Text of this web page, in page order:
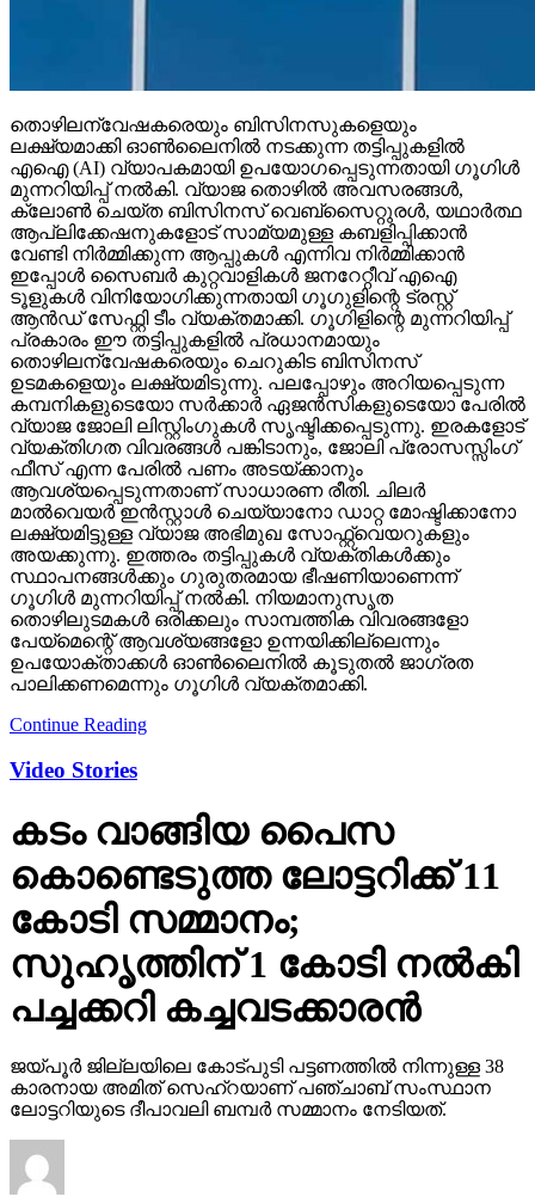
തൊഴിലന്വേഷകരെയും ബിസിനസുകളെയും
ലക്ഷ്യമാക്കി ഓണ്‍ലൈനില്‍ നടക്കുന്ന തട്ടിപ്പുകളില്‍
എഐ (AI) വ്യാപകമായി ഉപയോഗപ്പെടുന്നതായി ഗൂഗിള്‍
മുന്നറിയിപ്പ് നല്‍കി. വ്യാജ തൊഴില്‍ അവസരങ്ങള്‍,
ക്ലോണ്‍ ചെയ്ത ബിസിനസ് വെബ്‌സൈറ്റുരള്‍, യഥാര്‍ത്ഥ
ആപ്ലിക്കേഷനുകളോട് സാമ്യമുള്ള കബളിപ്പിക്കാന്‍
വേണ്ടി നിര്‍മ്മിക്കുന്ന ആപ്പുകള്‍ എന്നിവ നിര്‍മ്മിക്കാന്‍
ഇപ്പോള്‍ സൈബര്‍ കുറ്റവാളികള്‍ ജനറേറ്റീവ് എഐ
ടൂളുകള്‍ വിനിയോഗിക്കുന്നതായി ഗൂഗുളിന്റെ ട്രസ്റ്റ്
ആന്‍ഡ് സേഫ്റ്റി ടീം വ്യക്തമാക്കി. ഗൂഗിളിന്റെ മുന്നറിയിപ്പ്
പ്രകാരം ഈ തട്ടിപ്പുകളില്‍ പ്രധാനമായും
തൊഴിലന്വേഷകരെയും ചെറുകിട ബിസിനസ്
ഉടമകളെയും ലക്ഷ്യമിടുന്നു. പലപ്പോഴും അറിയപ്പെടുന്ന
കമ്പനികളുടെയോ സര്‍ക്കാര്‍ ഏജന്‍സികളുടെയോ പേരില്‍
വ്യാജ ജോലി ലിസ്റ്റിംഗുകള്‍ സൃഷ്ടിക്കപ്പെടുന്നു. ഇരകളോട്
വ്യക്തിഗത വിവരങ്ങള്‍ പങ്കിടാനും, ജോലി പ്രോസസ്സിംഗ്
ഫീസ് എന്ന പേരില്‍ പണം അടയ്ക്കാനും
ആവശ്യപ്പെടുന്നതാണ് സാധാരണ രീതി. ചിലര്‍
മാല്‍വെയര്‍ ഇന്‍സ്റ്റാള്‍ ചെയ്യാനോ ഡാറ്റ മോഷ്ടിക്കാനോ
ലക്ഷ്യമിട്ടുള്ള വ്യാജ അഭിമുഖ സോഫ്റ്റ്‌വെയറുകളും
അയക്കുന്നു. ഇത്തരം തട്ടിപ്പുകള്‍ വ്യക്തികള്‍ക്കും
സ്ഥാപനങ്ങള്‍ക്കും ഗുരുതരമായ ഭീഷണിയാണെന്ന്
ഗൂഗിള്‍ മുന്നറിയിപ്പ് നല്‍കി. നിയമാനുസൃത
തൊഴിലുടമകള്‍ ഒരിക്കലും സാമ്പത്തിക വിവരങ്ങളോ
പേയ്‌മെന്റെ് ആവശ്യങ്ങളോ ഉന്നയിക്കില്ലെന്നും
ഉപയോക്താക്കള്‍ ഓണ്‍ലൈനില്‍ കൂടുതല്‍ ജാഗ്രത
പാലിക്കണമെന്നും ഗൂഗിള്‍ വ്യക്തമാക്കി.
Continue Reading
Video Stories
കടം വാങ്ങിയ പൈസ
കൊണ്ടെടുത്ത ലോട്ടറിക്ക് 11
കോടി സമ്മാനം;
സുഹൃത്തിന് 1 കോടി നല്‍കി
പച്ചക്കറി കച്ചവടക്കാരന്‍
ജയ്പൂര്‍ ജില്ലയിലെ കോട്പുടി പട്ടണത്തില്‍ നിന്നുള്ള 38
കാരനായ അമിത് സെഹ്‌റയാണ് പഞ്ചാബ് സംസ്ഥാന
ലോട്ടറിയുടെ ദീപാവലി ബമ്പര്‍ സമ്മാനം നേടിയത്.